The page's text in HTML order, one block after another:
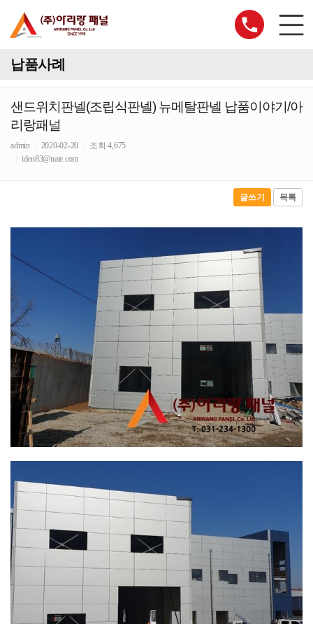
납품사례
샌드위치판넬(조립식판넬) 뉴메탈판넬 납품이야기/아
리랑패널
admin 2020-02-20
조회 4,675
iden83@nate.com
글쓰기 목록